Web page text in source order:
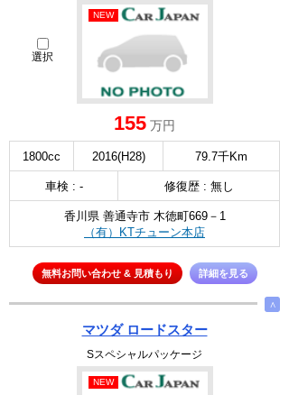
選択
NEW
155 万円
1800cc 2016(H28) 79.7千Km
車検 : - 修復歴 : 無し
香川県 善通寺市 木徳町669－1
（有）KTチューン本店
無料お問い合わせ & 見積もり 詳細を見る
∧
マツダ ロードスター
Sスペシャルパッケージ
NEW